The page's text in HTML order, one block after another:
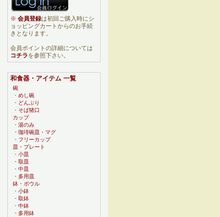
※ 会員登録は初回ご購入時にシ
ョッピングカートからのお手続
きとなります。
会員ポイントの詳細については
コチラを参照下さい。
和食器・アイテム 一覧
碗
・ めし碗
・ どんぶり
・ そば猪口
カップ
・ 湯のみ
・ 珈琲碗皿・マグ
・ フリーカップ
皿・プレート
・ 小皿
・ 取皿
・ 中皿
・ 多用皿
鉢・ボウル
・ 小鉢
・ 取鉢
・ 中鉢
・ 多用鉢